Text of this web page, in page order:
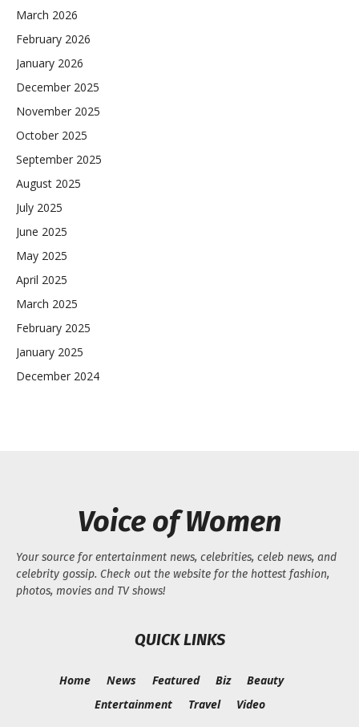
March 2026
February 2026
January 2026
December 2025
November 2025
October 2025
September 2025
August 2025
July 2025
June 2025
May 2025
April 2025
March 2025
February 2025
January 2025
December 2024
Voice of Women
Your source for entertainment news, celebrities, celeb news, and
celebrity gossip. Check out the website for the hottest fashion,
photos, movies and TV shows!
QUICK LINKS
Home News Featured Biz
Beauty
Entertainment
Travel Video